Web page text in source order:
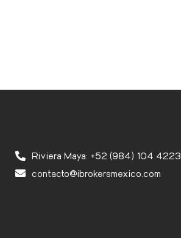
Riviera Maya: +52 (984) 104 4223
contacto@ibrokersmexico.com